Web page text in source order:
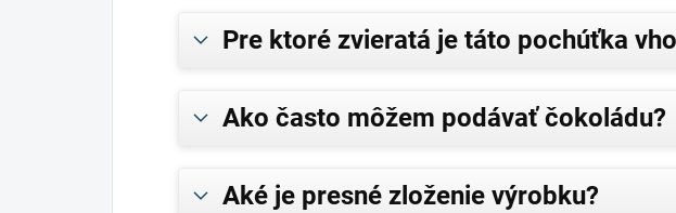
Pre ktoré zvieratá je táto pochúťka
Ako často môžem podávať čokoládu?
Aké je presné zloženie výrobku?